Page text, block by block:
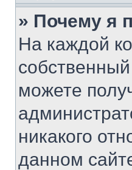
» Почему я
На каждой
можете
никакого
данном